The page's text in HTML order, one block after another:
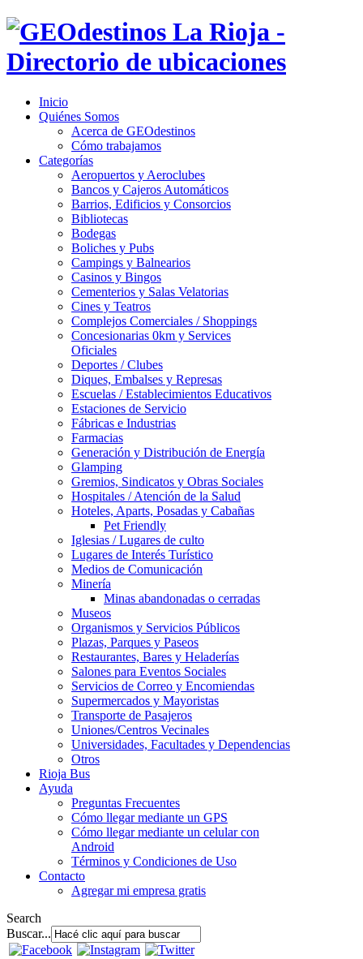
Inicio
Quiénes Somos
Acerca de GEOdestinos
Cómo trabajamos
Categorías
Aeropuertos y Aeroclubes
Bancos y Cajeros Automáticos
Barrios, Edificios y Consorcios
Bibliotecas
Bodegas
Boliches y Pubs
Campings y Balnearios
Casinos y Bingos
Cementerios y Salas Velatorias
Cines y Teatros
Complejos Comerciales / Shoppings
Concesionarias 0km y Services
Oficiales
Deportes / Clubes
Diques, Embalses y Represas
Escuelas / Establecimientos Educativos
Estaciones de Servicio
Fábricas e Industrias
Farmacias
Generación y Distribución de Energía
Glamping
Gremios, Sindicatos y Obras Sociales
Hospitales / Atención de la Salud
Hoteles, Aparts, Posadas y Cabañas
Pet Friendly
Iglesias / Lugares de culto
Lugares de Interés Turístico
Medios de Comunicación
Minería
Minas abandonadas o cerradas
Museos
Organismos y Servicios Públicos
Plazas, Parques y Paseos
Restaurantes, Bares y Heladerías
Salones para Eventos Sociales
Servicios de Correo y Encomiendas
Supermercados y Mayoristas
Transporte de Pasajeros
Uniones/Centros Vecinales
Universidades, Facultades y Dependencias
Otros
Rioja Bus
Ayuda
Preguntas Frecuentes
Cómo llegar mediante un GPS
Cómo llegar mediante un celular con
Android
Términos y Condiciones de Uso
Contacto
Agregar mi empresa gratis
Search
Buscar...